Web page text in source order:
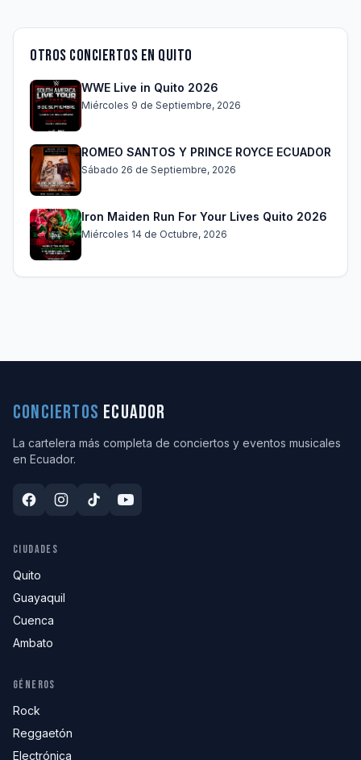
Otros conciertos en Quito
WWE Live in Quito 2026
Miércoles 9 de Septiembre, 2026
ROMEO SANTOS Y PRINCE ROYCE ECUADOR
Sábado 26 de Septiembre, 2026
Iron Maiden Run For Your Lives Quito 2026
Miércoles 14 de Octubre, 2026
CONCIERTOS ECUADOR
La cartelera más completa de conciertos y eventos musicales
en Ecuador.
CIUDADES
Quito
Guayaquil
Cuenca
Ambato
GÉNEROS
Rock
Reggaetón
Electrónica